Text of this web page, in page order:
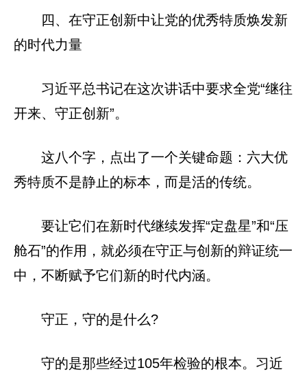
四、在守正创新中让党的优秀特质焕发新
的时代力量
习近平总书记在这次讲话中要求全党“继往
开来、守正创新”。
这八个字，点出了一个关键命题：六大优
秀特质不是静止的标本，而是活的传统。
要让它们在新时代继续发挥“定盘星”和“压
舱石”的作用，就必须在守正与创新的辩证统一
中，不断赋予它们新的时代内涵。
守正，守的是什么?
守的是那些经过105年检验的根本。习近